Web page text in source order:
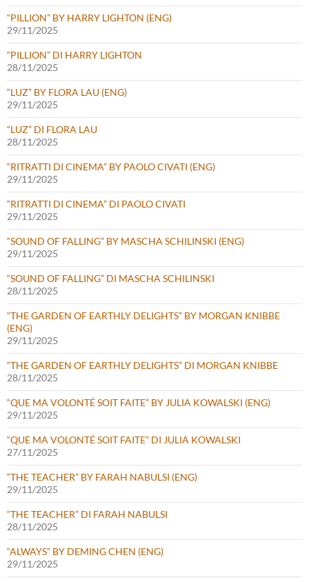
“PILLION” BY HARRY LIGHTON (ENG)
29/11/2025
“PILLION” DI HARRY LIGHTON
28/11/2025
“LUZ” BY FLORA LAU (ENG)
29/11/2025
“LUZ” DI FLORA LAU
28/11/2025
“RITRATTI DI CINEMA” BY PAOLO CIVATI (ENG)
29/11/2025
“RITRATTI DI CINEMA” DI PAOLO CIVATI
29/11/2025
“SOUND OF FALLING” BY MASCHA SCHILINSKI (ENG)
29/11/2025
“SOUND OF FALLING” DI MASCHA SCHILINSKI
28/11/2025
“THE GARDEN OF EARTHLY DELIGHTS” BY MORGAN KNIBBE
(ENG)
29/11/2025
“THE GARDEN OF EARTHLY DELIGHTS” DI MORGAN KNIBBE
28/11/2025
“QUE MA VOLONTÉ SOIT FAITE” BY JULIA KOWALSKI (ENG)
29/11/2025
“QUE MA VOLONTÉ SOIT FAITE” DI JULIA KOWALSKI
27/11/2025
“THE TEACHER” BY FARAH NABULSI (ENG)
29/11/2025
“THE TEACHER” DI FARAH NABULSI
28/11/2025
“ALWAYS” BY DEMING CHEN (ENG)
29/11/2025